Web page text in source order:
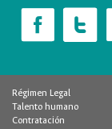
Régimen Legal
Talento humano
Contratación